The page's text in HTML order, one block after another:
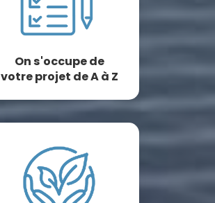
On s'occupe de
votre projet de A à Z